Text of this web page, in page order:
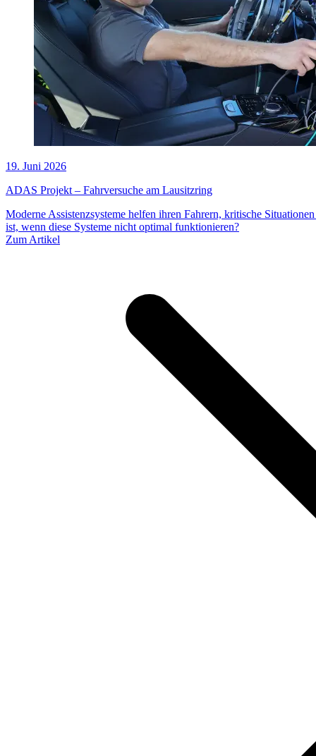
19. Juni 2026
ADAS Projekt – Fahrversuche am Lausitzring
Moderne Assistenzsysteme helfen ihren Fahrern, kritische
ist, wenn diese Systeme nicht optimal funktionieren?
Zum Artikel